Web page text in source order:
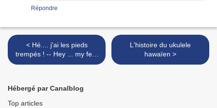
Répondre
< Hé.... j'ai les pieds
trempés ! -- Hey ... my feet
are wet ! + fond d'écran /
L'histoire du ukulele
hawaïen >
Hébergé par Canalblog
Top articles